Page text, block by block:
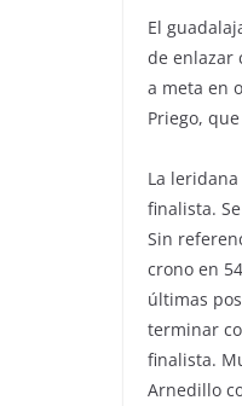
El
de enlazar
a meta en
Priego,
La
finalista.
Sin
crono en
últimas
terminar
finalista.
Arnedillo